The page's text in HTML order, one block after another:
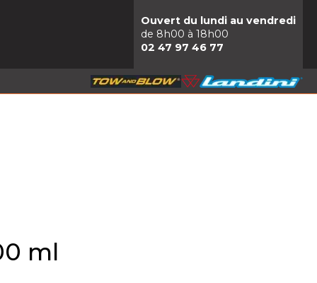
Ouvert du lundi au vendredi
de 8h00 à 18h00
02 47 97 46 77
ml